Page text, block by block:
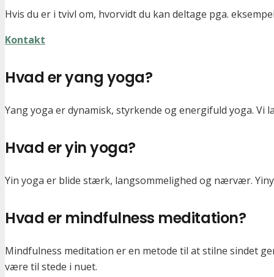
Hvis du er i tvivl om, hvorvidt du kan deltage pga.
Kontakt
Hvad er yang yoga?
Yang yoga er dynamisk, styrkende og energifuld yoga.
Hvad er yin yoga?
Yin yoga er blide stærk, langsommelighed og nærvær.
Hvad er mindfulness meditation?
Mindfulness meditation er en metode til at stilne sindet
være til stede i nuet.